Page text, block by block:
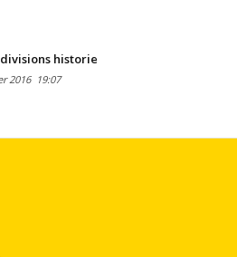
historie
201619:07